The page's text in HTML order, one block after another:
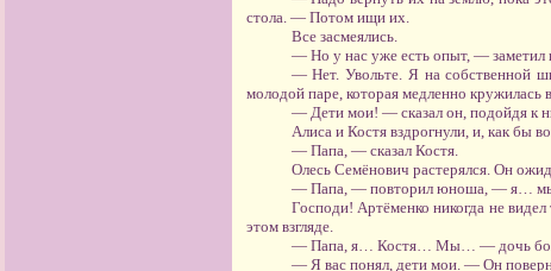
стола. — Потом ищи их.
Все засмеялись.
— Но у нас уже есть опыт, — заметил
— Нет. Увольте. Я на собственной
молодой паре, которая медленно кружилась
— Дети мои! — сказал он, подойдя к
Алиса и Костя вздрогнули, и, как бы
— Папа, — сказал Костя.
Олесь Семёнович растерялся. Он
— Папа, — повторил юноша, — я…
Господи! Артёменко никогда не
этом взгляде.
— Папа, я… Костя… Мы… — дочь
— Я вас понял, дети мои. — Он